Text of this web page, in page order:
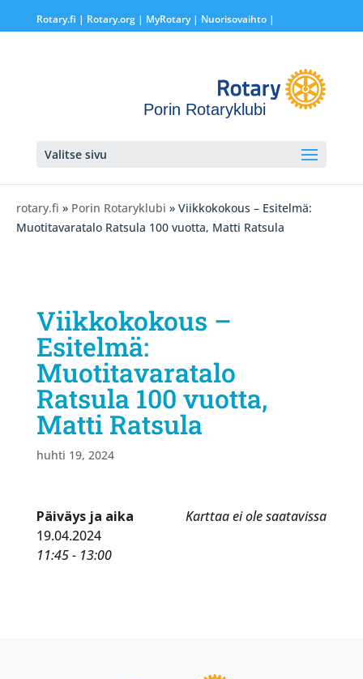
Rotary.fi | Rotary.org| MyRotary | Nuorisovaihto|
Porin Rotaryklubi
Valitse sivu
rotary.fi » Porin Rotaryklubi » Viikkokokous – Esitelmä:
Muotitavaratalo Ratsula 100 vuotta, Matti Ratsula
Viikkokokous –
Esitelmä:
Muotitavaratalo
Ratsula 100 vuotta,
Matti Ratsula
huhti 19, 2024
Karttaa ei ole saatavissa
Päiväys ja aika
19.04.2024
11:45 - 13:00